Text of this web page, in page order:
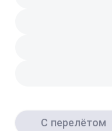
С перелётом